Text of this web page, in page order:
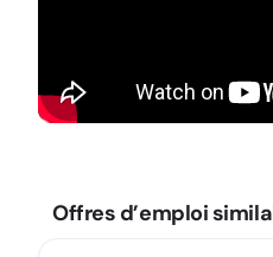
Offres d’emploi